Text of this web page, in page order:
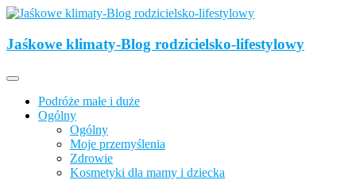
Skip
content
Jaśkowe klimaty-Blog rodzicielsko-
z dzieckiem, lubimy podróże, odkrywamy miejsca przyjazne
Jaśkowe klimaty-Blog rodzicielsko-lifestylowy
Podróże małe i duże
Ogólny
Ogólny
Moje przemyślenia
Zdrowie
Kosmetyki dla mamy i dziecka